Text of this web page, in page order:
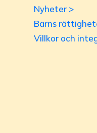
Nyheter >
Barns
Villkor och